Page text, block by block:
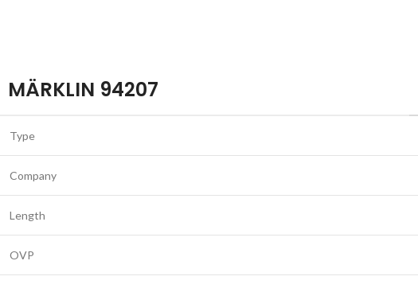
MÄRKLIN 94207
Type
Company
Length
OVP